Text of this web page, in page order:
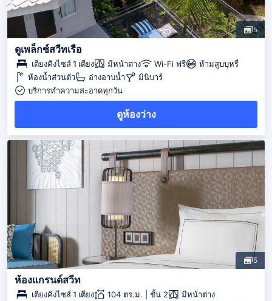
5
ดูเพล็กซ์สวีทเรือ
เตียงคิงไซส์ 1 เตียง มีหน้าต่าง Wi-Fi ฟรี
ห้ามสูบบุหรี่
ห้องน้ำส่วนตัว
อ่างอาบน้ำ
มินิบาร์
บริการทำความสะอาดทุกวัน
ดูห้องว่าง
5
ห้องแกรนด์สวีท
เตียงคิงไซส์ 1 เตียง 104 ตร.ม. | ชั้น 2
มีหน้าต่าง